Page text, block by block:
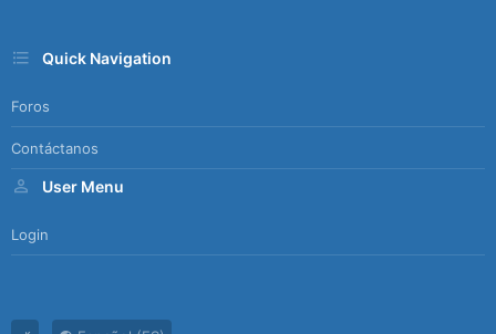
Quick Navigation
Foros
Contáctanos
User Menu
Login